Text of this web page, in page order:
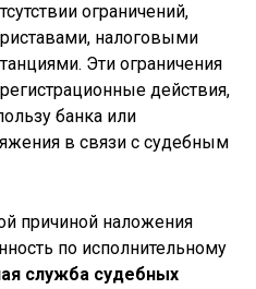
ограничений,
налоговыми
Эти ограничения
действия,
банка или
в связи с судебным
причиной наложения
по исполнительному
служба судебных